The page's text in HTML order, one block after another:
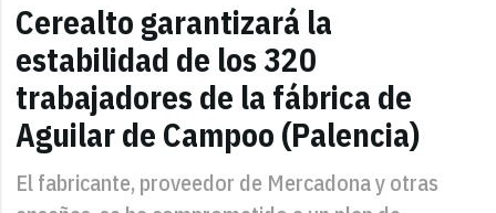
Cerealto garantizará la
estabilidad de los 320
trabajadores de la fábrica de
Aguilar de Campoo (Palencia)
El fabricante, proveedor de Mercadona y otras